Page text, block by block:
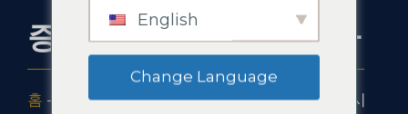
증강현실 AI 시장조사
홈 - 솔루션-AI 시장 조사 및 전략-증강현실 AI 시
English
Change Language